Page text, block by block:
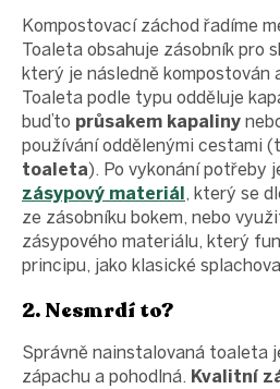
Kompostovací záchod řadíme
Toaleta obsahuje zásobník pro
který je následně kompostován
Toaleta podle typu odděluje
buďto průsakem kapaliny
používání oddělenými cestami
toaleta). Po vykonání potřeby
zásypový materiál , který se
ze zásobníku bokem, nebo
zásypového materiálu, který
principu, jako klasické
2. Nesmrdí to?
Správně nainstalovaná toaleta
zápachu a pohodlná. Kvalitní